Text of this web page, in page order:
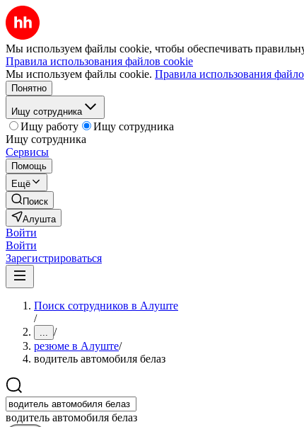
Мы используем файлы cookie, чтобы обеспечивать
Правила использования файлов cookie
Мы используем файлы cookie. Правила использования
Понятно
Ищу сотрудника
Ищу работу
Ищу сотрудника
Ищу сотрудника
Сервисы
Помощь
Ещё
Поиск
Алушта
Войти
Войти
Зарегистрироваться
Поиск сотрудников в Алуште
/
... /
резюме в Алуште/
водитель автомобиля белаз
водитель автомобиля белаз